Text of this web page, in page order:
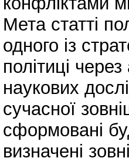
Мета статті
одного із
політиці
наукових
сучасної
сформовані
визначені